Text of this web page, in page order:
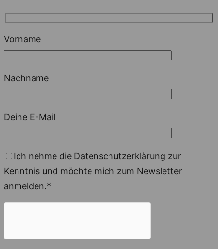
Vorname
Nachname
Deine E-Mail
Ich nehme die Datenschutzerklärung zur
Kenntnis und möchte mich zum Newsletter
anmelden.*